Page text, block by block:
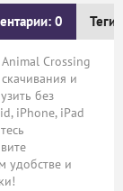
0 Теги:
Crossing
и
без
iPhone, iPad
удобстве и